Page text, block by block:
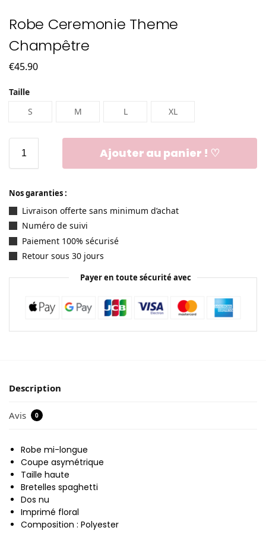
Robe Ceremonie Theme
Champêtre
€45.90
Taille
S
M L XL
Ajouter au panier ! ♡
Nos garanties :
Livraison offerte sans minimum d’achat
Numéro de suivi
Paiement 100% sécurisé
Retour sous 30 jours
Payer en toute sécurité avec
Description
Avis 0
Robe mi-longue
Coupe asymétrique
Taille haute
Bretelles spaghetti
Dos nu
Imprimé floral
Composition : Polyester